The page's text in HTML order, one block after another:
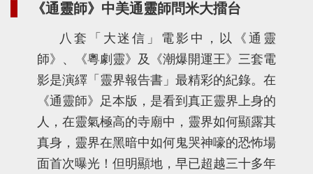
《通靈師》中美通靈師問米大擂台
八套「大迷信」電影中，以《通靈
師》、《粵劇靈》及《潮爆開運王》三套電
影是演繹「靈界報告書」最精彩的紀錄。在
《通靈師》足本版，是看到真正靈界上身的
人，在靈氣極高的寺廟中，靈界如何顯露其
真身，靈界在黑暗中如何鬼哭神嚎的恐怖場
面首次曝光！但明顯地，早已超越三十多年